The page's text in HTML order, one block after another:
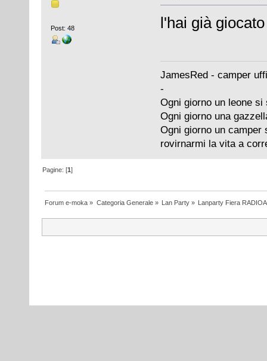
Post: 48 l'hai già
JamesRed - camper
-
Ogni giorno un leone
Ogni giorno una
Ogni giorno un
rovirnarmi la vita a
Pagine: [1]
Forum e-moka » Categoria Generale» Lan Party» Lanparty Fiera